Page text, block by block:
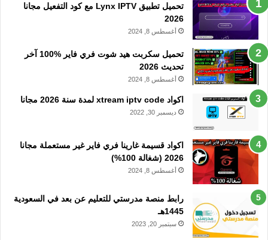
تحميل تطبيق Lynx IPTV مع كود التفعيل مجانا
2026
أغسطس 8, 2024
تحميل سكربت هيد شوت فري فاير %100 آخر
تحديث 2026
أغسطس 8, 2024
اكواد xtream iptv code لمدة سنة 2026 مجانا
ديسمبر 30, 2022
اكواد قسيمة غارينا فري فاير غير مستعملة مجانا
2026 (شغالة 100%)
أغسطس 8, 2024
رابط منصة مدرستي للتعليم عن بعد في السعودية
1445هـ
سبتمبر 20, 2023